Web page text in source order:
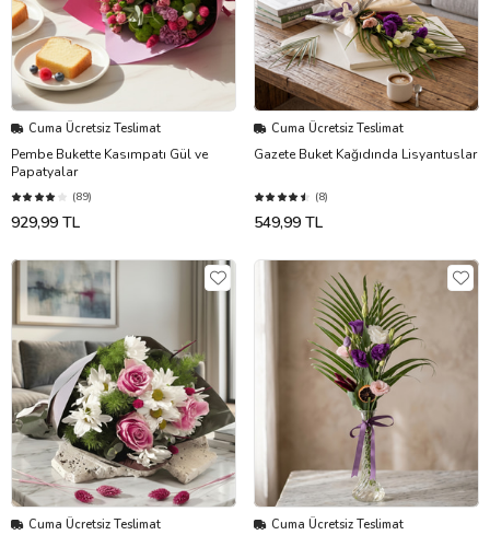
Cuma Ücretsiz Teslimat
Pembe Bukette Kasımpatı Gül ve
Papatyalar
(89)
929,99 TL
Cuma Ücretsiz Teslimat
Gazete Buket Kağıdında Lisyantuslar
(8)
549,99 TL
Cuma Ücretsiz Teslimat Cuma Ücretsiz Teslimat